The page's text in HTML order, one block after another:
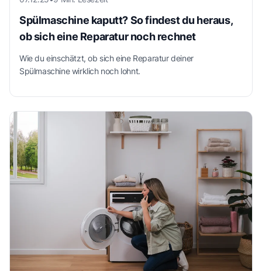
Spülmaschine kaputt? So findest du heraus,
ob sich eine Reparatur noch rechnet
Wie du einschätzt, ob sich eine Reparatur deiner
Spülmaschine wirklich noch lohnt.